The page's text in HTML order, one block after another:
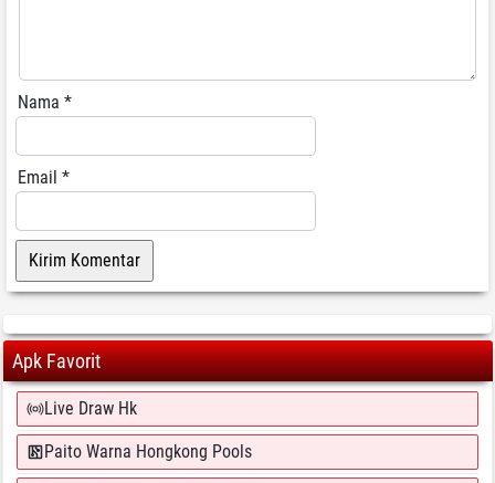
Nama *
Email *
Apk Favorit
Live Draw Hk
Paito Warna Hongkong Pools